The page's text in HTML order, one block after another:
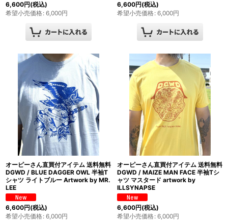
6,600円(税込)
希望小売価格: 6,000円
6,600円(税込)
希望小売価格: 6,000円
オーピーさん直買付アイテム 送料無料
DGWD / BLUE DAGGER OWL 半袖T
シャツ ライトブルー Artwork by MR.
LEE
6,600円(税込)
希望小売価格: 6,000円
オーピーさん直買付アイテム 送料無料
DGWD / MAIZE MAN FACE 半袖Tシ
ャツ マスタード artwork by
ILLSYNAPSE
6,600円(税込)
希望小売価格: 6,000円